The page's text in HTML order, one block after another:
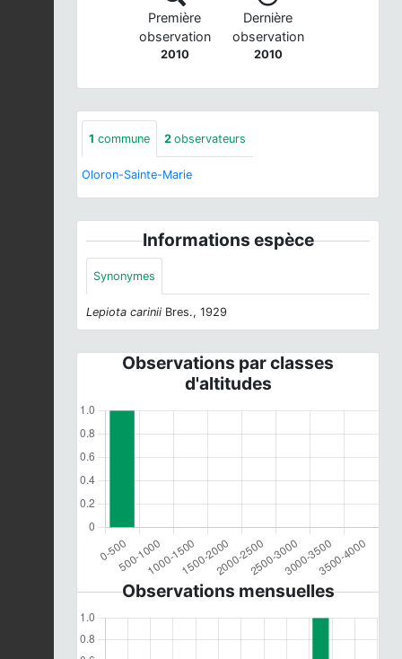
Première
observation
2010
Dernière
observation
2010
1 commune 2 observateurs
Oloron-Sainte-Marie
Informations espèce
Synonymes
Lepiota carinii Bres., 1929
Observations par classes
d'altitudes
Observations mensuelles